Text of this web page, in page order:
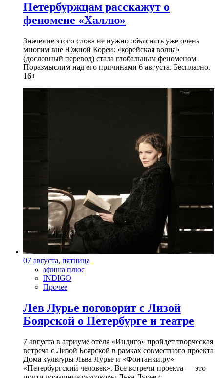
Петербуржцам расскажут о
феномене «Халлю»
Значение этого слова не нужно объяснять уже очень
многим вне Южной Кореи: «корейская волна»
(дословный перевод) стала глобальным феноменом.
Поразмыслим над его причинами 6 августа. Бесплатно.
16+
07 августа, пятница
афиша плюс
INDIGO
Прочее
Лев Лурье поговорит с Лизой
Боярской о Петербурге и театре
7 августа в атриуме отеля «Индиго» пройдет творческая
встреча с Лизой Боярской в рамках совместного проекта
Дома культуры Льва Лурье и «Фонтанки.ру»
«Петербургский человек». Все встречи проекта — это